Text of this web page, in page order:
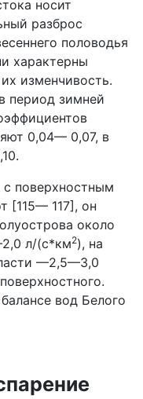
носит
разброс
половодья
характерны
изменчивость.
период зимней
0,04— 0,07, в
поверхностным
[115— 117], он
около
л/(с*км2), на
—2,5—3,0
вод Белого